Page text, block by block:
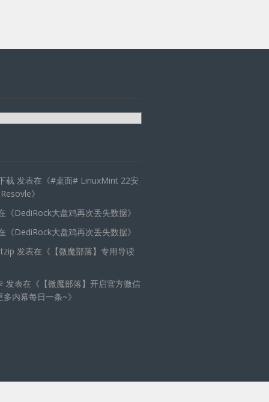
载 发表在《#桌面# LinuxMint 22安
》
《DediRock大盘鸡再次丢失数据》
《DediRock大盘鸡再次丢失数据》
发表在《 【微魔部落】专用导读
发表在《 【微魔部落】开启官方微信
多内幕每日一条~》